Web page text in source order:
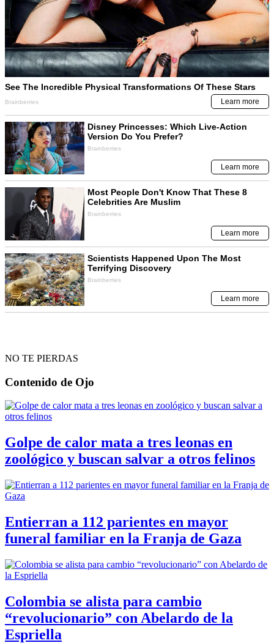
NO TE PIERDAS
Contenido de Ojo
Golpe de calor mata a tres leonas en
zoológico y buscan salvar a otros felinos
Entierran a 112 parientes en mayor
funeral familiar en la Franja de Gaza
Colombia se alista para cambio
“revolucionario” con Abelardo de la
Espriella